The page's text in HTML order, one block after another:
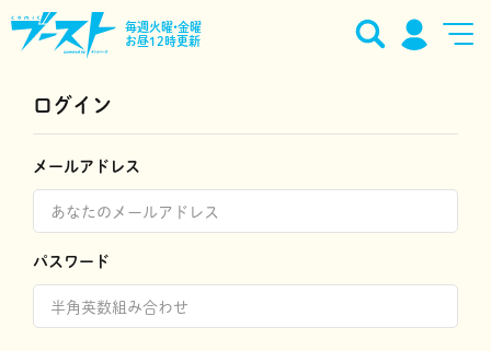
毎週火曜•金曜
お昼12時更新
ログイン
メールアドレス
パスワード